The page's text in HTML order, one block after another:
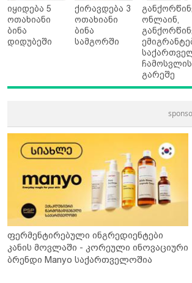
იყიდება 5
ოთახიანი
ბინა
დიდუბეში
ქირავდება 3
ოთახიანი
ბინა
სამგორში
ონლაინ,
ჩამოსვლის
გარეშე
ფერმენტირებული ინგრედიენტები
კანის მოვლაში - კორეული ინოვაციური
ბრენდი Manyo საქართველოშია